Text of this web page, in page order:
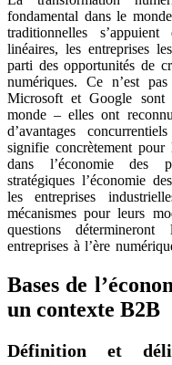
fondamental dans le
traditionnelles
linéaires, les entreprises
parti des opportunités de
numériques. Ce n’est
Microsoft et Google sont
monde – elles ont
d’avantages
signifie concrètement
dans l’économie des
stratégiques l’économie
les entreprises
mécanismes pour leurs
questions
entreprises à l’ère
Bases de
un contexte B2B
Définition et